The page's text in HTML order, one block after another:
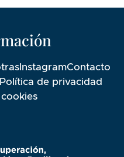
InstagramContacto
Política de privacidad